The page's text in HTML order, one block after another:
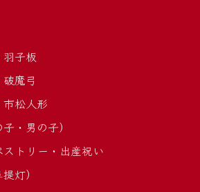
羽子板
魔弓
松人形
・男の子）
トリー・出産祝い
灯）